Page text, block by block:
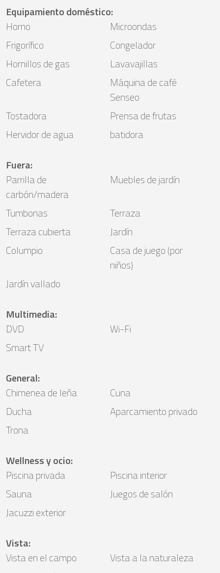
Equipamiento doméstico:
Horno
Microondas
Frigorífico
Congelador
Hornillos de gas
Lavavajillas
Cafetera
Máquina de café
Senseo
Tostadora
Prensa de frutas
Hervidor de agua
batidora
Fuera:
Parrilla de
carbón/madera
Muebles de jardín
Tumbonas
Terraza
Terraza cubierta
Jardín
Columpio
Casa de juego (por
niños)
Jardín vallado
Multimedia:
DVD
Wi-Fi
Smart TV
General:
Chimenea de leña
Cuna
Ducha
Aparcamiento privado
Trona
Wellness y ocio:
Piscina privada
Piscina interior
Sauna
Juegos de salón
Jacuzzi exterior
Vista:
Vista en el campo
Vista a la naturaleza